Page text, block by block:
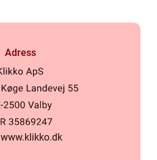
Adress
www.klikko.dk